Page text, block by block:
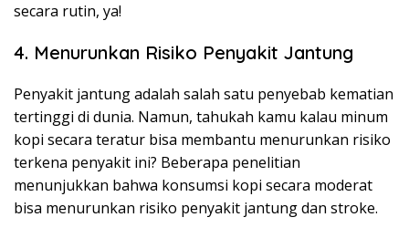
secara rutin, ya!
4. Menurunkan Risiko Penyakit Jantung
Penyakit jantung adalah salah satu penyebab kematian
tertinggi di dunia. Namun, tahukah kamu kalau minum
kopi secara teratur bisa membantu menurunkan risiko
terkena penyakit ini? Beberapa penelitian
menunjukkan bahwa konsumsi kopi secara moderat
bisa menurunkan risiko penyakit jantung dan stroke.